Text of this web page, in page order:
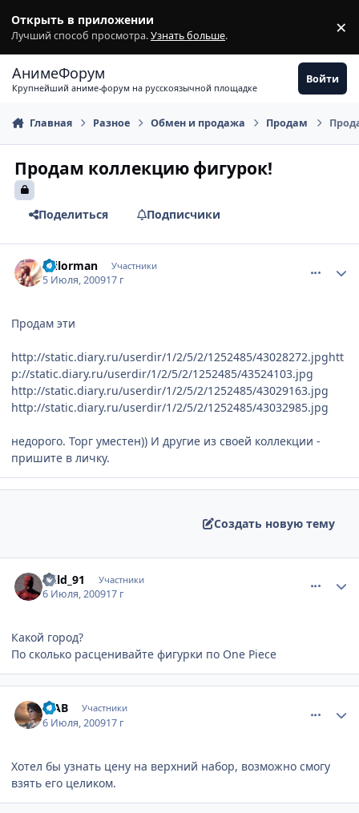
Открыть в приложении
Лучший способ просмотра.Узнать больше. ×
АнимеФорум
Крупнейший аниме-форум на русскоязычной площадке
Войти
Главная Разное Обмен и продажа Продам
Продам коллекцию фигурок!
Поделиться Подписчики
sailorman Участники
5 Июля, 200917 г
Продам эти
http://static.diary.ru/userdir/1/2/5/2/1252485/43028272.jpghtt
p://static.diary.ru/userdir/1/2/5/2/1252485/43524103.jpg
http://static.diary.ru/userdir/1/2/5/2/1252485/43029163.jpg
http://static.diary.ru/userdir/1/2/5/2/1252485/43032985.jpg
недорого. Торг уместен)) И другие из своей коллекции -
пришите в личку.
Создать новую тему
Wild_91 Участники
6 Июля, 200917 г
Какой город?
По сколько расценивайте фигурки по One Piece
МАВ Участники
6 Июля, 200917 г
Хотел бы узнать цену на верхний набор, возможно смогу
взять его целиком.